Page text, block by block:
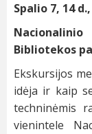
Spalio 7, 14
Bibliotekos
Ekskursijos
idėja ir kaip
techninėmis
vienintele